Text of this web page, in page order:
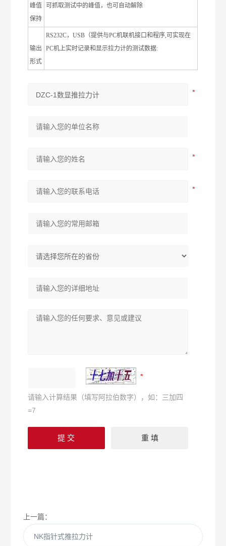
峰值
保持
可抓取测试中的峰值，也可自动解除
输出
形式
RS232C，USB （提供与PC机联机接口和程序 ,可实现在
PC机上实时记录和显示拉力计的测试数据:
请输入计算结果（填写阿拉伯数字），如：三加四
=7
上一篇：
NK指针式推拉力计